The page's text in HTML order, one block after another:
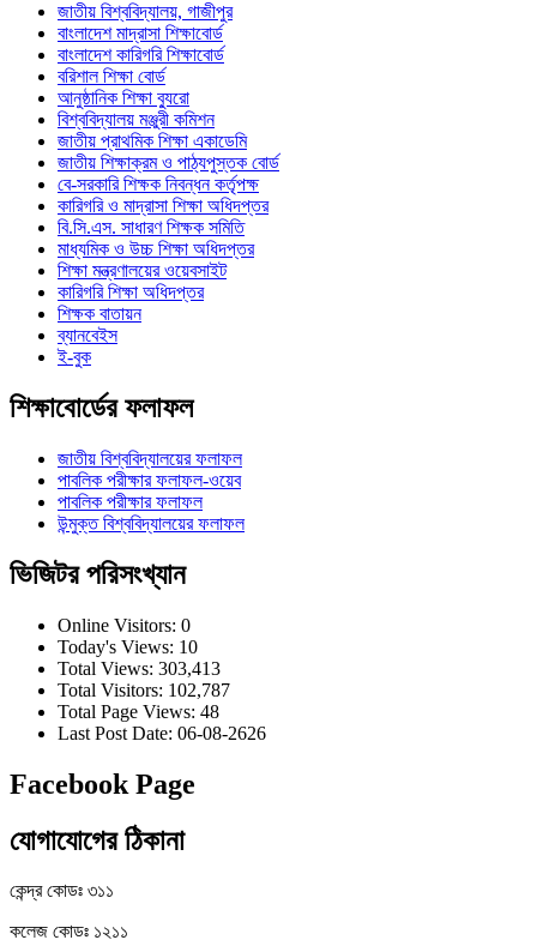
জাতীয় বিশ্ববিদ্যালয়, গাজীপুর
বাংলাদেশ মাদ্রাসা শিক্ষাবোর্ড
বাংলাদেশ কারিগরি শিক্ষাবোর্ড
বরিশাল শিক্ষা বোর্ড
আনুষ্ঠানিক শিক্ষা ব্যুরো
বিশ্ববিদ্যালয় মঞ্জুরী কমিশন
জাতীয় প্রাথমিক শিক্ষা একাডেমি
জাতীয় শিক্ষাক্রম ও পাঠ্যপুস্তক বোর্ড
বে-সরকারি শিক্ষক নিবন্ধন কর্তৃপক্ষ
কারিগরি ও মাদ্রাসা শিক্ষা অধিদপ্তর
বি.সি.এস. সাধারণ শিক্ষক সমিতি
মাধ্যমিক ও উচ্চ শিক্ষা অধিদপ্তর
শিক্ষা মন্ত্রণালয়ের ওয়েবসাইট
কারিগরি শিক্ষা অধিদপ্তর
শিক্ষক বাতায়ন
ব্যানবেইস
ই-বুক
শিক্ষাবোর্ডের ফলাফল
জাতীয় বিশ্ববিদ্যালয়ের ফলাফল
পাবলিক পরীক্ষার ফলাফল-ওয়েব
পাবলিক পরীক্ষার ফলাফল
উন্মুক্ত বিশ্ববিদ্যালয়ের ফলাফল
ভিজিটর পরিসংখ্যান
Online Visitors: 0
Today's Views: 10
Total Views: 303,413
Total Visitors: 102,787
Total Page Views: 48
Last Post Date: 06-08-2626
Facebook Page
যোগাযোগের ঠিকানা
কেন্দ্র কোডঃ ৩১১
কলেজ কোডঃ ১২১১